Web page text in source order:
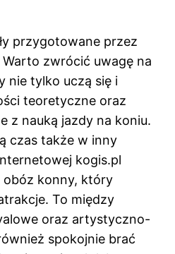
przygotowane przez
zwrócić uwagę na
nie tylko uczą się i
teoretyczne oraz
z nauką jazdy na koniu.
czas także w inny
kogis.pl
obóz konny, który
To między
oraz artystyczno-
spokojnie brać